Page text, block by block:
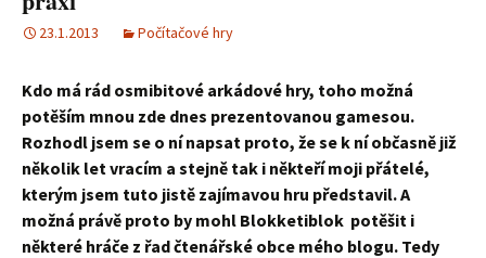
23.1.2013 Počítačové hry
Kdo má rád osmibitové arkádové hry, toho možná
potěším mnou zde dnes prezentovanou gamesou.
Rozhodl jsem se o ní napsat proto, že se k ní občasně již
několik let vracím a stejně tak i někteří moji přátelé,
kterým jsem tuto jistě zajímavou hru představil. A
možná právě proto by mohl Blokketiblok potěšit i
některé hráče z řad čtenářské obce mého blogu. Tedy